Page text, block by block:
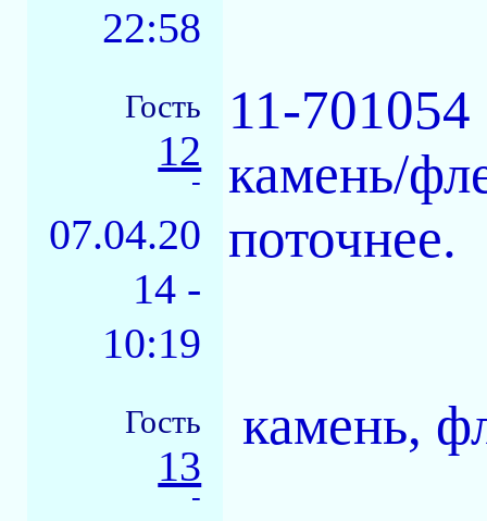
22:58
Гость
12
-
07.04.20
14 -
10:19
11-701054
камень/
поточнее.
Гость
13
-
камень,